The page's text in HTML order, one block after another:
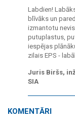
Labdien!
blīvāks un
izmantotu
putuplastus,
iespējas
zilais EPS -
Juris Biršs,
SIA
KOMENTĀRI